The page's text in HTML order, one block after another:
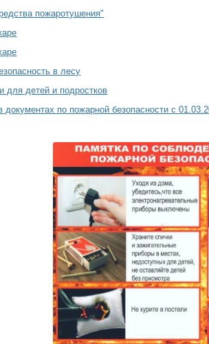
пожаротушения"
в лесу
для детей и подростков
документах по пожарной безопасности с